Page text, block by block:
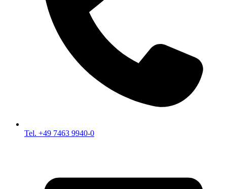
Tel. +49 7463 9940-0